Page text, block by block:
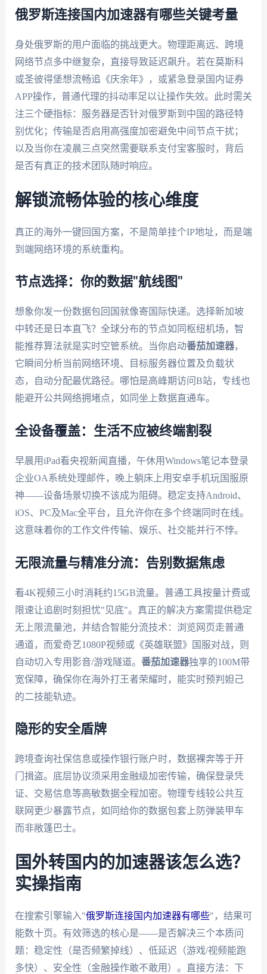
俄罗斯连接国内加速器有哪些关键考量
身处俄罗斯的用户面临的挑战更大。物理距离远、跨境
网络节点多中继复杂，直接导致延迟飙升。若在莫斯科
或圣彼得堡想流畅追《庆余年》，或紧急登录国内证券
APP操作，普通代理的抖动率足以让操作失效。此时需关
注三个硬指标：服务器是否针对俄罗斯到中国的路径特
别优化；传输是否启用高强度加密避免中间节点干扰；
以及当你在凌晨三点突然需要联系支付宝客服时，背后
是否有真正的技术团队随时响应。
解锁流畅体验的核心维度
真正的海外一键回国方案，不是简单挂个IP地址，而是端
到端网络环境的系统重构。
节点选择：你的数据"航线图"
想象你发一份数据包回国就像寄国际快递。选择新加坡
中转还是日本直飞？全球分布的节点如同枢纽机场，智
能推荐算法就是实时空管系统。当你启动番茄加速器，
它瞬间分析当前网络环境、目标服务器位置及负载状
态，自动分配最优路径。哪怕是高峰期访问B站，专线也
能避开公共网络拥堵点，如同坐上数据直通车。
全设备覆盖：生活不应被终端割裂
早晨用iPad看央视新闻直播，午休用Windows笔记本登录
企业OA系统处理邮件，晚上躺床上用安卓手机玩国服原
神——设备场景切换不该成为阻碍。稳定支持Android、
iOS、PC及Mac全平台，且允许你在多个终端同时在线。
这意味着你的工作文件传输、娱乐、社交能并行不悖。
无限流量与精准分流：告别数据焦虑
看4K视频三小时消耗约15GB流量。普通工具按量计费或
限速让追剧时刻担忧"见底"。真正的解决方案需提供稳定
无上限流量池，并结合智能分流技术：浏览网页走普通
通道，而爱奇艺1080P视频或《英雄联盟》国服对战，则
自动切入专用影音/游戏隧道。 番茄加速器独享的100M带
宽保障，确保你在海外打王者荣耀时，能实时预判妲己
的二技能轨迹。
隐形的安全盾牌
跨境查询社保信息或操作银行账户时，数据裸奔等于开
门揖盗。底层协议须采用金融级加密传输，确保登录凭
证、交易信息等高敏数据全程加密。物理专线较公共互
联网更少暴露节点，如同给你的数据包套上防弹装甲车
而非敞篷巴士。
国外转国内的加速器该怎么选？
实操指南
在搜索引擎输入"俄罗斯连接国内加速器有哪些"，结果可
能数十页。有效筛选的核心是——是否解决三个本质问
题：稳定性（是否频繁掉线）、低延迟（游戏/视频能跑
多快）、安全性（金融操作敢不敢用）。直接方法：下